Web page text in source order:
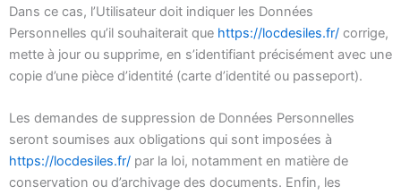
Dans ce cas, l’Utilisateur doit indiquer les Données
Personnelles qu’il souhaiterait que https://locdesiles.fr/ corrige,
mette à jour ou supprime, en s’identifiant précisément avec une
copie d’une pièce d’identité (carte d’identité ou passeport).
Les demandes de suppression de Données Personnelles
seront soumises aux obligations qui sont imposées à
https://locdesiles.fr/ par la loi, notamment en matière de
conservation ou d’archivage des documents. Enfin, les